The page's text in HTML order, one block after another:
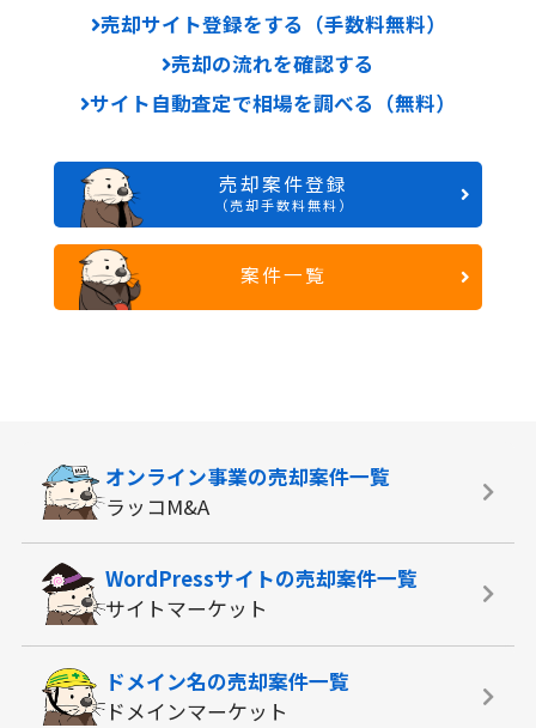
売却サイト登録をする（手数料無料）
売却の流れを確認する
サイト自動査定で相場を調べる（無料）
売却案件登録
（売却手数料無料）
案件一覧
オンライン事業の売却案件一覧
ラッコM&A
WordPressサイトの売却案件一覧
サイトマーケット
ドメイン名の売却案件一覧
ドメインマーケット